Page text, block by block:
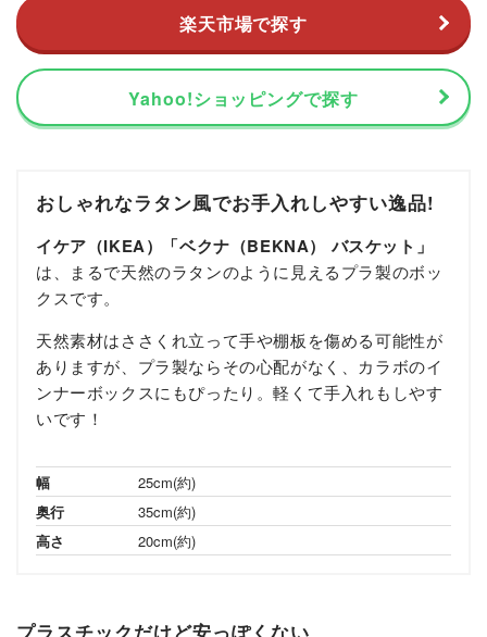
楽天市場で探す
Yahoo!ショッピングで探す
おしゃれなラタン風でお手入れしやすい逸品!
イケア（IKEA）「ベクナ（BEKNA） バスケット」
は、
まるで天然のラタンのように見えるプラ製のボッ
クスです。
天然素材はささくれ立って手や棚板を傷める可能性が
ありますが、プラ製ならその心配がなく、カラボのイ
ンナーボックスにもぴったり。軽くて手入れもしやす
いです！
幅
25cm(約)
奥行
35cm(約)
高さ
20cm(約)
プラスチックだけど安っぽくない